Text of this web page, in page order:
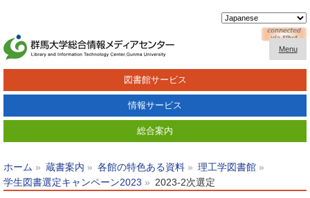
Menu
図書館サービス
情報サービス
総合案内
ホーム 蔵書案内 各館の特色ある資料
理工学図書館
学生図書選定キャンペーン2023
2023-2次選定